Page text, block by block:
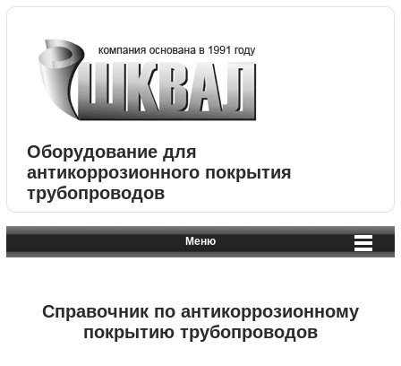
Оборудование для
антикоррозионного покрытия
трубопроводов
Меню
Справочник по антикоррозионному
покрытию трубопроводов